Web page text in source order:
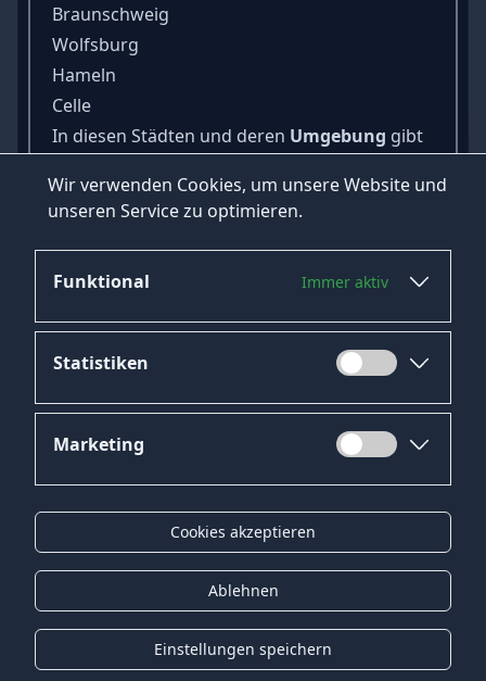
Wir verwenden Cookies, um unsere Website und
unseren Service zu optimieren.
Funktional Immer aktiv
Statistiken
Marketing
Cookies akzeptieren
Ablehnen
Einstellungen speichern
Braunschweig
Wolfsburg
Hameln
Celle
In diesen Städten und deren Umgebung gibt
die regelmäßig auf der Suche nach
qualifizierten Fachkräften sind.
Datenschutz
Impressum
Kontakt
Gender-Hinweis
© 2026 Onyx Consulting GmbH